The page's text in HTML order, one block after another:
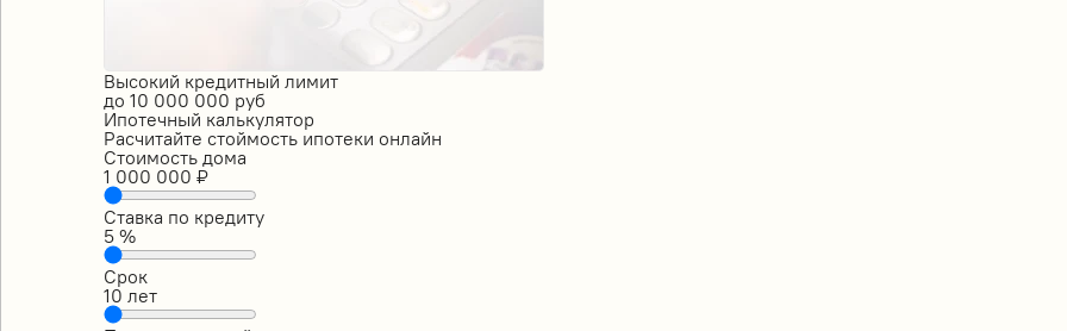
Высокий кредитный лимит
до 10 000 000 руб
Ипотечный калькулятор
Расчитайте стоймость ипотеки онлайн
Стоимость дома
1 000 000 ₽
Ставка по кредиту
5 %
Срок
10 лет